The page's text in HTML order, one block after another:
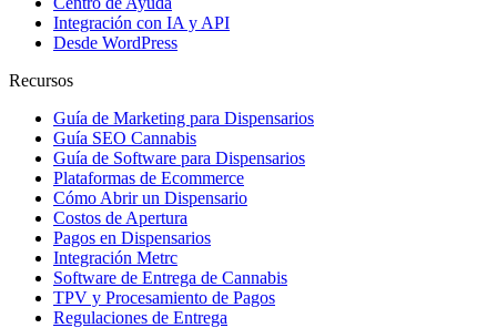
Integración con IA y API
Desde WordPress
Recursos
Guía de Marketing para Dispensarios
Guía SEO Cannabis
Guía de Software para Dispensarios
Plataformas de Ecommerce
Cómo Abrir un Dispensario
Costos de Apertura
Pagos en Dispensarios
Integración Metrc
Software de Entrega de Cannabis
TPV y Procesamiento de Pagos
Regulaciones de Entrega